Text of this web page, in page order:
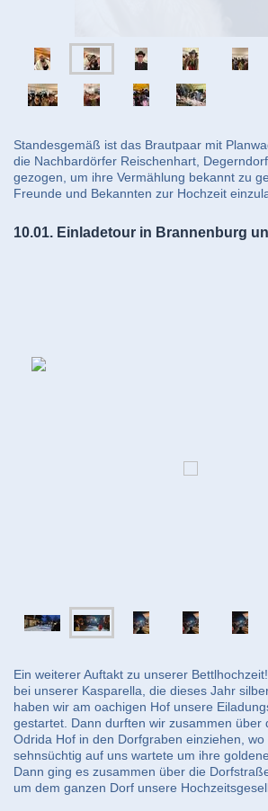
Standesgemäß ist das Brautpaar mit
die Nachbardörfer Reischenhart,
gezogen, um ihre Vermählung bekannt zu
Freunde und Bekannten zur Hochzeit
10.01. Einladetour in Brannenburg
Ein weiterer Auftakt zu unserer
bei unserer Kasparella, die dieses Jahr
haben wir am oachigen Hof unsere
gestartet. Dann durften wir zusammen über
Odrida Hof in den Dorfgraben einziehen, wo
sehnsüchtig auf uns wartete um ihre
Dann ging es zusammen über die
um dem ganzen Dorf unsere